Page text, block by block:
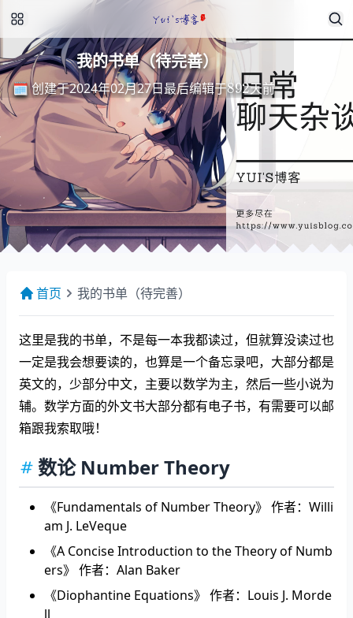
我的书单（待完善）
🗓️ 创建于2024年02月27日 最 后 编 辑 于 天 前
最后编辑 于892
天前
首页 我的书单（待完善）
这里是我的书单，不是每一本我都读过，但就算没读过也
一定是我会想要读的，也算是一个备忘录吧，大部分都是
英文的，少部分中文，主要以数学为主，然后一些小说为
辅。数学方面的外文书大部分都有电子书，有需要可以邮
箱跟我索取哦！
数论 Number Theory
《Fundamentals of Number Theory》 作者：Willi
am J. LeVeque
《A Concise Introduction to the Theory of Numb
ers》 作者：Alan Baker
《Diophantine Equations》 作者：Louis J. Morde
ll